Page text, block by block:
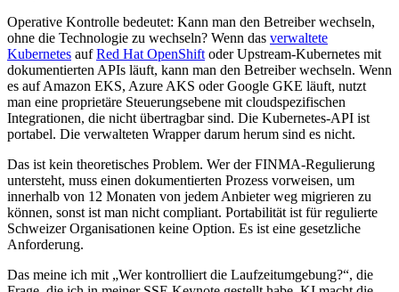
Operative Kontrolle bedeutet: Kann man den Betreiber wechseln,
ohne die Technologie zu wechseln? Wenn das verwaltete
Kubernetes aufRed Hat OpenShift oder Upstream-Kubernetes mit
dokumentierten APIs läuft, kann man den Betreiber wechseln. Wenn
es auf Amazon EKS, Azure AKS oder Google GKE läuft, nutzt
man eine proprietäre Steuerungsebene mit cloudspezifischen
Integrationen, die nicht übertragbar sind. Die Kubernetes-API ist
portabel. Die verwalteten Wrapper darum herum sind es nicht.
Das ist kein theoretisches Problem. Wer der FINMA-Regulierung
untersteht, muss einen dokumentierten Prozess vorweisen, um
innerhalb von 12 Monaten von jedem Anbieter weg migrieren zu
können, sonst ist man nicht compliant. Portabilität ist für regulierte
Schweizer Organisationen keine Option. Es ist eine gesetzliche
Anforderung.
Das meine ich mit „Wer kontrolliert die Laufzeitumgebung?“, die